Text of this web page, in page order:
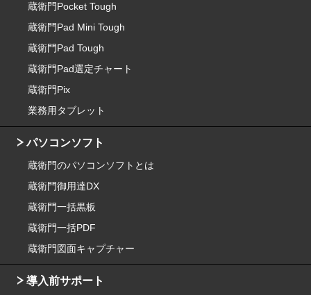
蔵衛門Pocket Tough
蔵衛門Pad Mini Tough
蔵衛門Pad Tough
蔵衛門Pad選定チャート
蔵衛門Pix
業務用タブレット
パソコンソフト
蔵衛門のパソコンソフトとは
蔵衛門御用達DX
蔵衛門一括黒板
蔵衛門一括PDF
蔵衛門図面キャプチャー
導入前サポート